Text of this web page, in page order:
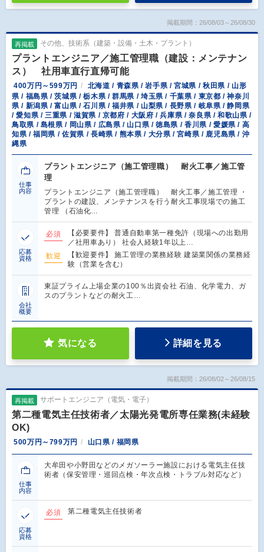
掲載期間：26/08/03～26/08/30
再掲載 その他、技術系（建築・設備・土木・プラント）
プラントエンジニア／施工管理職（建設：メンテナン
ス） 社用車直行直帰可能
400万円～599万円
北海道 / 青森県 / 岩手県 / 宮城県 / 秋田県 / 山形
県 / 福島県 / 茨城県 / 栃木県 / 群馬県 / 埼玉県 / 千葉県 / 東京都 / 神奈川
県 / 新潟県 / 富山県 / 石川県 / 福井県 / 山梨県 / 長野県 / 岐阜県 / 静岡県
/ 愛知県 / 三重県 / 滋賀県 / 京都府 / 大阪府 / 兵庫県 / 奈良県 / 和歌山県 /
鳥取県 / 島根県 / 岡山県 / 広島県 / 山口県 / 徳島県 / 香川県 / 愛媛県 / 高
知県 / 福岡県 / 佐賀県 / 長崎県 / 熊本県 / 大分県 / 宮崎県 / 鹿児島県 / 沖
縄県
仕事
内容
プラントエンジニア（施工管理職） 耐火工事／施工管
理
プラントエンジニア（施工管理職） 耐火工事／施工管理 ・
プラントの建設、メンテナンスを行う耐火工事現場での施工
管理 （石油化…
応募
資格
必須
【必要要件】 普通自動車第一種免許（現場への出勤用
／社用車あり） 社会人経験1年以上…
歓迎
【歓迎要件】 施工管理の業務経験 建築業関係の業務経
験（営業を含む）
会社
概要
東証プライム上場企業の100％出資会社 石油、化学電力、ガ
スのプラントなどの耐火工…
気になる 詳細を見る
掲載期間：26/08/02～26/08/15
再掲載 サポートエンジニア（電気・電子）
第二種電気主任技術者／太陽光発電所専任業務(未経験
OK)
500万円～799万円 山口県 / 福岡県
仕事
内容
大牟田や小野田などのメガソーラー施設における電気主任技
術者（保安管理・巡回点検・年次点検・トラブル対応など）
応募
資格
必須 第二種電気主任技術者